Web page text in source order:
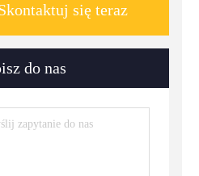
się teraz
do nas